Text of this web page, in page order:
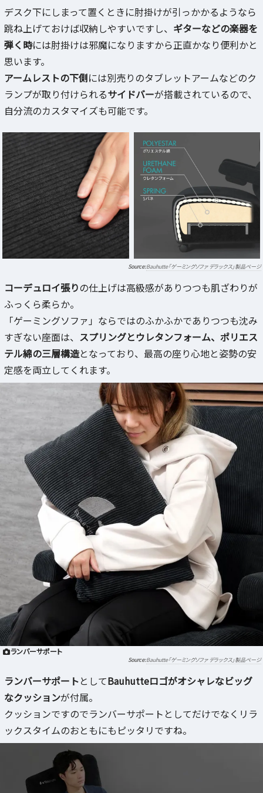
デスク下にしまって置くときに肘掛けが引っかかるようなら
跳ね上げておけば収納しやすいですし、 ギターなどの楽器を
弾く時には肘掛けは邪魔になりますから正直かなり便利かと
思います。
アームレストの下側には別売りのタブレットアームなどのク
ランプが取り付けられるサイドバーが搭載されているので、
自分流のカスタマイズも可能です。
Bauhutte「ゲーミングソファ デラックス」製品ページ
コーデュロイ張りの仕上げは高級感がありつつも肌ざわりが
ふっくら柔らか。
「ゲーミングソファ」ならではのふかふかでありつつも沈み
すぎない座面は、 スプリングとウレタンフォーム、ポリエス
テル綿の三層構造となっており、最高の座り心地と姿勢の安
定感を両立してくれます。
ランバーサポート
Bauhutte「ゲーミングソファ デラックス」製品ページ
ランバーサポートとしてBauhutteロゴがオシャレなビッグ
なクッションが付属。
クッションですのでランバーサポートとしてだけでなくリラ
ックスタイムのおともにもピッタリですね。